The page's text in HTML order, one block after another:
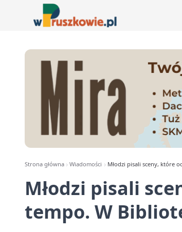
Strona główna Wiadomości Młodzi pisali sceny, które
Młodzi pisali
tempo. W